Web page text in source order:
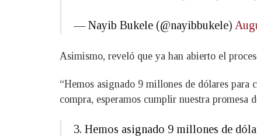
— Nayib Bukele (@nayibbukele)
Asimismo, reveló que ya han abierto el
“Hemos asignado 9 millones de dólares para
compra, esperamos cumplir nuestra promesa
3. Hemos asignado 9 millones de